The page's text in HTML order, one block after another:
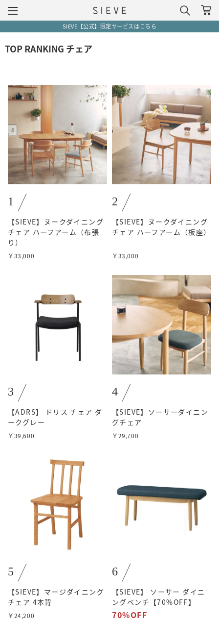
SIEVE【公式】限定サービスはこちら
TOP RANKING チェア
1
【SIEVE】ヌークダイニング
チェア ハーフアーム（布張
り）
￥33,000
2
【SIEVE】ヌークダイニング
チェア ハーフアーム（板座）
￥33,000
3
【ADRS】 ドリス チェア ダ
ークグレー
￥39,600
4
【SIEVE】ソーサーダイニン
グチェア
￥29,700
5
【SIEVE】マージダイニング
チェア 4本背
￥24,200
6
【SIEVE】 ソーサー ダイニ
ングベンチ【70%OFF】
70%OFF